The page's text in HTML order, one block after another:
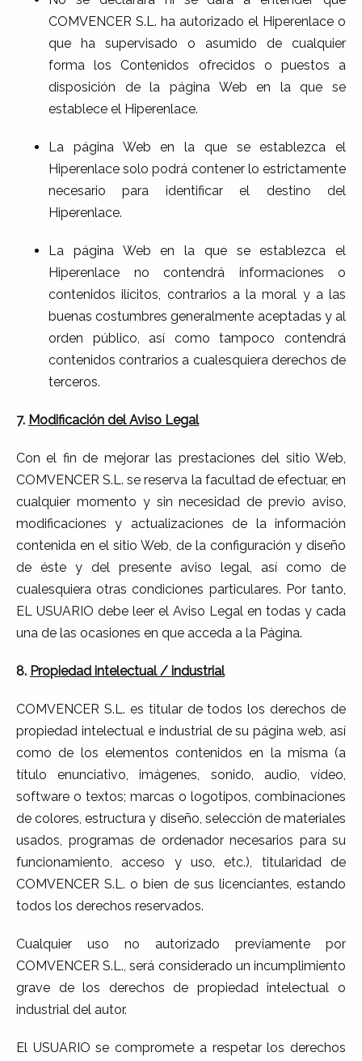
COMVENCER S.L. ha autorizado el Hiperenlace o
que ha supervisado o asumido de cualquier
forma los Contenidos ofrecidos o puestos a
disposición de la página Web en la que se
establece el Hiperenlace.
La página Web en la que se establezca el
Hiperenlace solo podrá contener lo estrictamente
necesario para identificar el destino del
Hiperenlace.
La página Web en la que se establezca el
Hiperenlace no contendrá informaciones o
contenidos ilícitos, contrarios a la moral y a las
buenas costumbres generalmente aceptadas y al
orden público, así como tampoco contendrá
contenidos contrarios a cualesquiera derechos de
terceros.
7. Modificación del Aviso Legal
Con el fin de mejorar las prestaciones del sitio Web,
COMVENCER S.L. se reserva la facultad de efectuar, en
cualquier momento y sin necesidad de previo aviso,
modificaciones y actualizaciones de la información
contenida en el sitio Web, de la configuración y diseño
de éste y del presente aviso legal, así como de
cualesquiera otras condiciones particulares. Por tanto,
EL USUARIO debe leer el Aviso Legal en todas y cada
una de las ocasiones en que acceda a la Página.
8. Propiedad intelectual / industrial
COMVENCER S.L. es titular de todos los derechos de
propiedad intelectual e industrial de su página web, así
como de los elementos contenidos en la misma (a
título enunciativo, imágenes, sonido, audio, vídeo,
software o textos; marcas o logotipos, combinaciones
de colores, estructura y diseño, selección de materiales
usados, programas de ordenador necesarios para su
funcionamiento, acceso y uso, etc.), titularidad de
COMVENCER S.L. o bien de sus licenciantes, estando
todos los derechos reservados.
Cualquier uso no autorizado previamente por
COMVENCER S.L., será considerado un incumplimiento
grave de los derechos de propiedad intelectual o
industrial del autor.
El USUARIO se compromete a respetar los derechos